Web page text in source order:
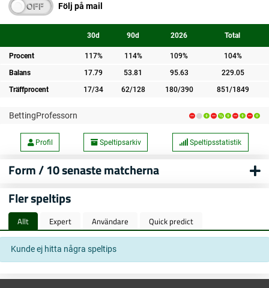
Följ på mail
30d 90d 2026 Total
Procent 117% 114% 109%
104%
Balans
17.79 53.81 95.63
229.05
Träffprocent
17/34 62/128 180/390 851/1849
BettingProfessorn
Profil Speltipsarkiv Speltipsstatistik
Form / 10 senaste matcherna
Fler speltips
Allt Expert Användare Quick predict
Kunde ej hitta några speltips